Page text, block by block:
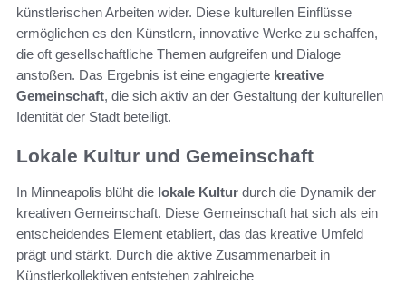
künstlerischen Arbeiten wider. Diese kulturellen Einflüsse
ermöglichen es den Künstlern, innovative Werke zu schaffen,
die oft gesellschaftliche Themen aufgreifen und Dialoge
anstoßen. Das Ergebnis ist eine engagierte kreative
Gemeinschaft, die sich aktiv an der Gestaltung der kulturellen
Identität der Stadt beteiligt.
Lokale Kultur und Gemeinschaft
In Minneapolis blüht die lokale Kultur durch die Dynamik der
kreativen Gemeinschaft. Diese Gemeinschaft hat sich als ein
entscheidendes Element etabliert, das das kreative Umfeld
prägt und stärkt. Durch die aktive Zusammenarbeit in
Künstlerkollektiven entstehen zahlreiche